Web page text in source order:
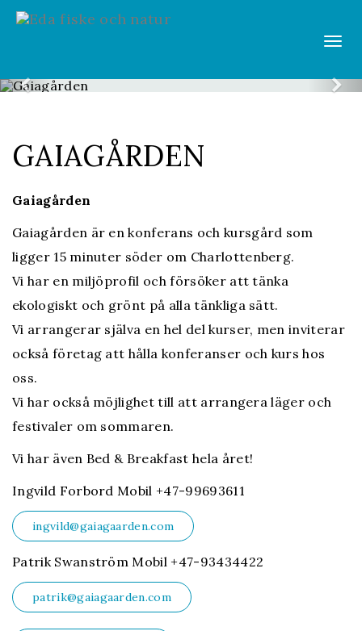
Previous
GAIAGÅRDEN
Gaiagården
Gaiagården är en konferans och kursgård som
ligger 15 minuter söder om Charlottenberg.
Vi har en miljöprofil och försöker att tänka
ekologiskt och grönt på alla tänkliga sätt.
Vi arrangerar själva en hel del kurser, men inviterar
också företag att hålla konferanser och kurs hos
oss.
Vi har också möjlighet till att arrangera läger och
festivaler om sommaren.
Vi har även Bed & Breakfast hela året!
Ingvild Forbord Mobil +47-99693611
ingvild@gaiagaarden.com
Patrik Swanström Mobil +47-93434422
patrik@gaiagaarden.com